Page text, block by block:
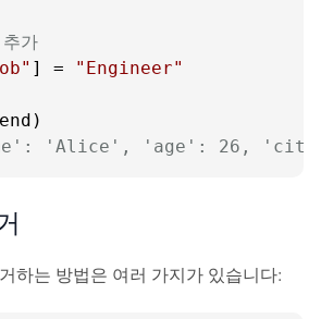
가
] = "Engineer"
'Alice', 'age': 26,
하는 방법은 여러 가지가 있습니다: